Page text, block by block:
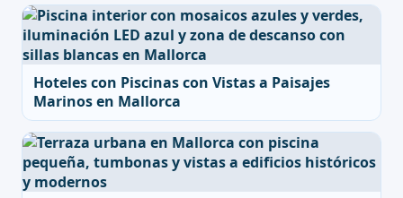
Hoteles con Piscinas con Vistas a Paisajes
Marinos en Mallorca